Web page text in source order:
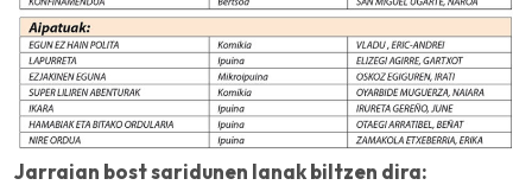
Jarraian bost saridunen lanak biltzen dira: